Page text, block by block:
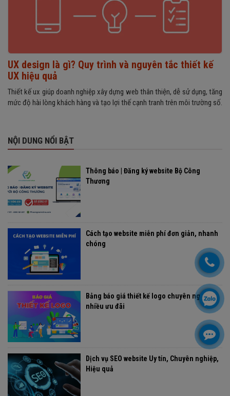
UX design là gì? Quy trình và nguyên tắc thiết kế
UX hiệu quả
Thiết kế ux giúp doanh nghiệp xây dựng web thân thiện, dễ sử dụng, tăng
mức độ hài lòng khách hàng và tạo lợi thế cạnh tranh trên môi trường số.
NỘI DUNG NỔI BẬT
Thông báo | Đăng ký website Bộ Công
Thương
Cách tạo website miễn phí đơn giản, nhanh
chóng
Bảng báo giá thiết kế logo chuyên nghiệp,
nhiều ưu đãi
Dịch vụ SEO website Uy tín, Chuyên nghiệp,
Hiệu quả